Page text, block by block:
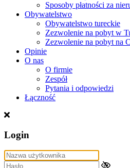
Sposoby płatności za
Obywatelstwo
Obywatelstwo tureckie
Zezwolenie na pobyt w
Zezwolenie na pobyt na
Opinie
O nas
O firmie
Zespół
Pytania i odpowiedzi
Łączność
Login